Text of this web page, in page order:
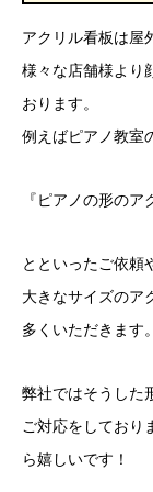
アクリル看板は屋
様々な店舗様より
おります。
例えばピアノ教室
『ピアノの形のア
とといったご依頼
大きなサイズのア
多くいただきます。
弊社ではそうした
ご対応をしており
ら嬉しいです！